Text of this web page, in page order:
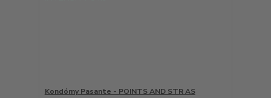
Kondómy Pasante - POINTS AND STR AS